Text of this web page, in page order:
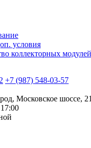
условия
коллекторных модулей
+7 (987) 548-03-57
Московское шоссе,